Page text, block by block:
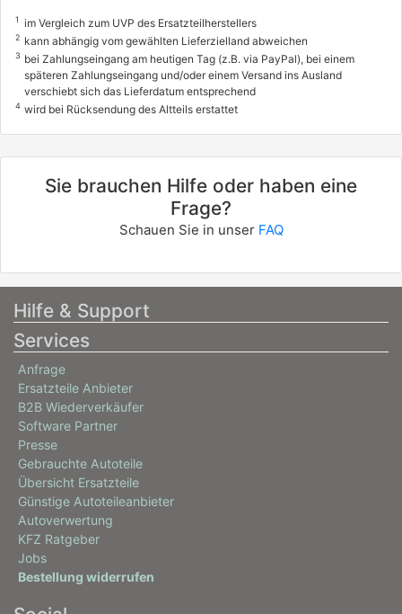
1 im Vergleich zum UVP des Ersatzteilherstellers
2 kann abhängig vom gewählten Lieferzielland abweichen
3 bei Zahlungseingang am heutigen Tag (z.B. via PayPal), bei einem
späteren Zahlungseingang und/oder einem Versand ins Ausland
verschiebt sich das Lieferdatum entsprechend
4 wird bei Rücksendung des Altteils erstattet
Sie brauchen Hilfe oder haben eine
Frage?
Schauen Sie in unser FAQ
Hilfe & Support
Services
Anfrage
Ersatzteile Anbieter
B2B Wiederverkäufer
Software Partner
Presse
Gebrauchte Autoteile
Übersicht Ersatzteile
Günstige Autoteileanbieter
Autoverwertung
KFZ Ratgeber
Jobs
Bestellung widerrufen